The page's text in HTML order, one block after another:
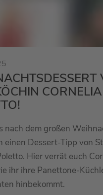
CORNELIA
nach dem großen
einen Dessert-Tipp von
Hier verrät euch
ihr ihre Panettone-
hinbekommt.